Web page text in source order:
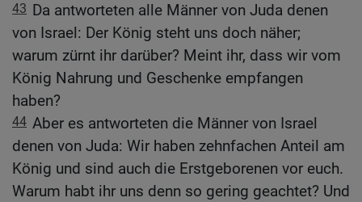
43 Da antworteten alle Männer von Juda denen
von Israel: Der König steht uns doch näher;
warum zürnt ihr darüber? Meint ihr, dass wir vom
König Nahrung und Geschenke empfangen
haben?
44 Aber es antworteten die Männer von Israel
denen von Juda: Wir haben zehnfachen Anteil am
König und sind auch die Erstgeborenen vor euch.
Warum habt ihr uns denn so gering geachtet? Und